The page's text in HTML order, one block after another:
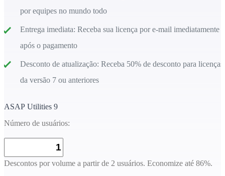
por equipes no mundo todo
Entrega imediata: Receba sua licença por e-mail imediatamente
após o pagamento
Desconto de atualização: Receba 50% de desconto para licenças
da versão 7 ou anteriores
ASAP Utilities 9
Número de usuários:
Descontos por volume a partir de 2 usuários. Economize até 86%.